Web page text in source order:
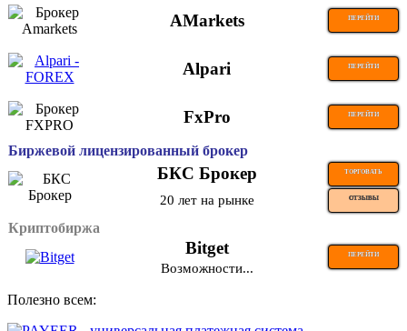
AMarkets ПЕРЕЙТИ
Alpari ПЕРЕЙТИ
FxPro ПЕРЕЙТИ
Биржевой лицензированный брокер
БКС Брокер ТОРГОВАТЬ
20 лет на рынке ОТЗЫВЫ
Криптобиржа
Bitget ПЕРЕЙТИ
Возможности...
Полезно всем: